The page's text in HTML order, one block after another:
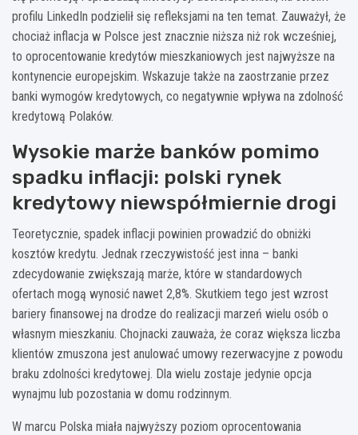
profilu LinkedIn podzielił się refleksjami na ten temat. Zauważył, że
chociaż inflacja w Polsce jest znacznie niższa niż rok wcześniej,
to oprocentowanie kredytów mieszkaniowych jest najwyższe na
kontynencie europejskim. Wskazuje także na zaostrzanie przez
banki wymogów kredytowych, co negatywnie wpływa na zdolność
kredytową Polaków.
Wysokie marże banków pomimo
spadku inflacji: polski rynek
kredytowy niewspółmiernie drogi
Teoretycznie, spadek inflacji powinien prowadzić do obniżki
kosztów kredytu. Jednak rzeczywistość jest inna – banki
zdecydowanie zwiększają marże, które w standardowych
ofertach mogą wynosić nawet 2,8%. Skutkiem tego jest wzrost
bariery finansowej na drodze do realizacji marzeń wielu osób o
własnym mieszkaniu. Chojnacki zauważa, że coraz większa liczba
klientów zmuszona jest anulować umowy rezerwacyjne z powodu
braku zdolności kredytowej. Dla wielu zostaje jedynie opcja
wynajmu lub pozostania w domu rodzinnym.
W marcu Polska miała najwyższy poziom oprocentowania